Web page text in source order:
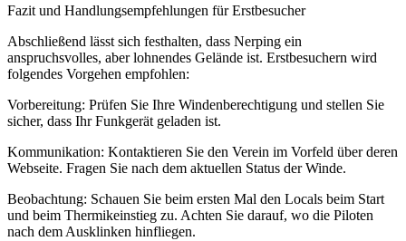
Fazit und Handlungsempfehlungen für Erstbesucher
Abschließend lässt sich festhalten, dass Nerping ein
anspruchsvolles, aber lohnendes Gelände ist. Erstbesuchern wird
folgendes Vorgehen empfohlen:
Vorbereitung: Prüfen Sie Ihre Windenberechtigung und stellen Sie
sicher, dass Ihr Funkgerät geladen ist.
Kommunikation: Kontaktieren Sie den Verein im Vorfeld über deren
Webseite. Fragen Sie nach dem aktuellen Status der Winde.
Beobachtung: Schauen Sie beim ersten Mal den Locals beim Start
und beim Thermikeinstieg zu. Achten Sie darauf, wo die Piloten
nach dem Ausklinken hinfliegen.